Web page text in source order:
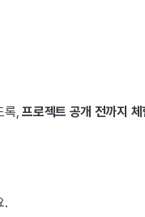
록,프로젝트 공개 전까지
.